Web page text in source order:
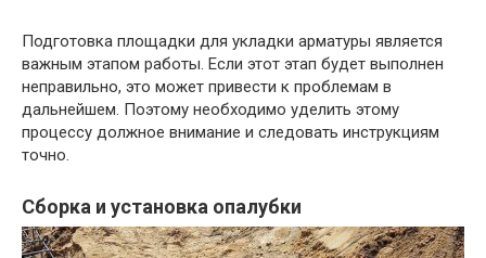
Подготовка площадки для укладки арматуры является
важным этапом работы. Если этот этап будет выполнен
неправильно, это может привести к проблемам в
дальнейшем. Поэтому необходимо уделить этому
процессу должное внимание и следовать инструкциям
точно.
Сборка и установка опалубки